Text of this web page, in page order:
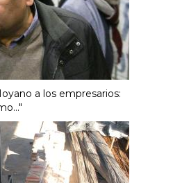
a los empresarios: